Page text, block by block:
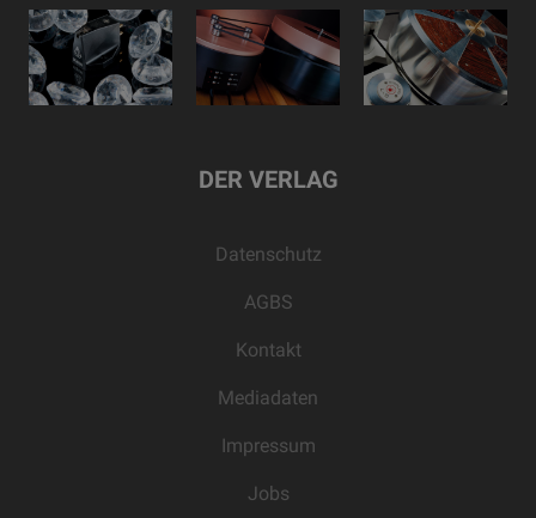
DER VERLAG
Datenschutz
AGBS
Kontakt
Mediadaten
Impressum
Jobs